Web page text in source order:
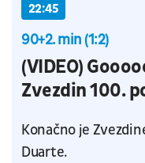
22:45
90+2. min (1:2)
(VIDEO)
Zvezdin 100.
Konačno je
Duarte.